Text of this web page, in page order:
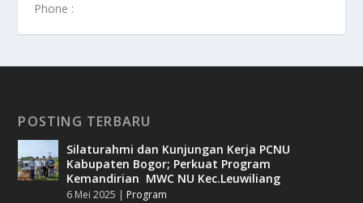
Phone :
POSTING TERBARU
Silaturahmi dan Kunjungan Kerja PCNU
Kabupaten Bogor; Perkuat Program
Kemandirian MWC NU Kec.Leuwiliang
6 Mei 2025 | Program